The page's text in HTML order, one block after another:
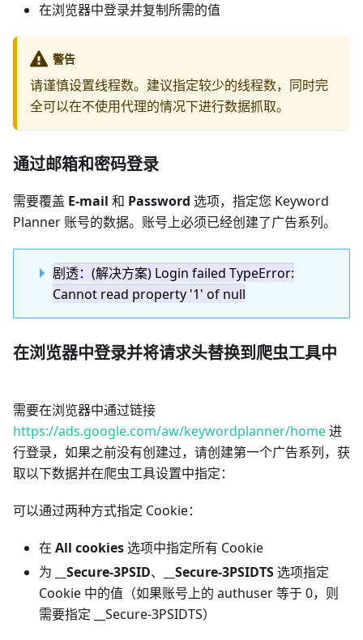
在浏览器中登录并复制所需的值
警告
请谨慎设置线程数。建议指定较少的线程数，同时完
全可以在不使用代理的情况下进行数据抓取。
通过邮箱和密码登录
需要覆盖 E-mail 和 Password 选项，指定您 Keyword
Planner 账号的数据。账号上必须已经创建了广告系列。
剧透：(解决方案) Login failed TypeError:
Cannot read property '1' of null
在浏览器中登录并将请求头替换到爬虫工具中
需要在浏览器中通过链接
https://ads.google.com/aw/keywordplanner/home进
行登录，如果之前没有创建过，请创建第一个广告系列，获
取以下数据并在爬虫工具设置中指定：
可以通过两种方式指定 Cookie：
在 All cookies选项中指定所有 Cookie
为
__Secure-3PSID、 __Secure-3PSIDTS选项指定
Cookie 中的值（如果账号上的 authuser 等于 0，则
需要指定 __Secure-3PSIDTS）